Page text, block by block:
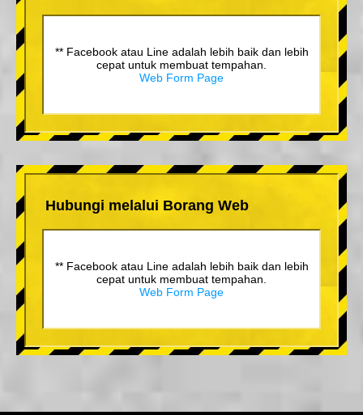
** Facebook atau Line adalah lebih baik dan lebih
cepat untuk membuat tempahan.
Web Form Page
Hubungi melalui Borang Web
** Facebook atau Line adalah lebih baik dan lebih
cepat untuk membuat tempahan.
Web Form Page